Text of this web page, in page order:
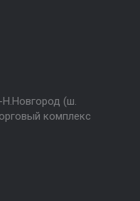
(ш.
комплекс